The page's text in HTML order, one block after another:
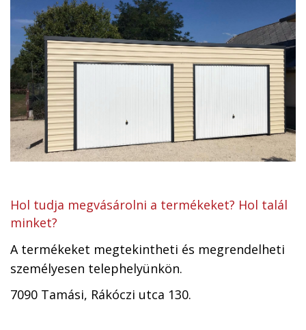
Hol tudja megvásárolni a termékeket? Hol talál
minket?
A termékeket megtekintheti és megrendelheti
személyesen telephelyünkön.
7090 Tamási, Rákóczi utca 130.